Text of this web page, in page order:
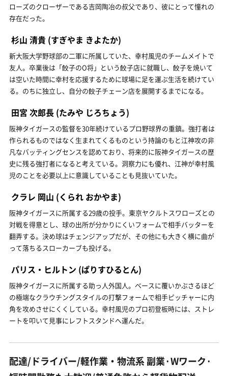
ローズのクローザーである吉岡陶冶の叔父であり、彼にとって憧れの
存在だった。
杉山 清貴 (すぎやま きよたか)
新大阪大学野球部の二軍に所属していた、幸村風児のチームメイトで
友人。卒業後は「餃子のO将」という餃子店に就職し、餃子を焼いて
は空いた時間に幸村を応援するために球場に足を運ぶ生活を続けてい
る。のちに独立し、自分の餃子チェーン店を展開するまでになる。
田宮 次郎長 (たみや じろちょう)
阪神タイガースの監督を30年続けているプロ野球界の重鎮。強打者は
作られるものではなく生まれてくるものという持論のもと江神攻の非
凡なバッティングセンスを認めており、将来的に阪神タイガースの歴
史に残る強打者になると考えている。洞察力にも優れ、江神が幸村風
児のことを必要以上に意識していることも見抜いていた。
クラレ 岡山 (くられ おかやま)
阪神タイガースに所属する29歳の投手。東京ヤクルトスワローズとの
対戦を得意とし、球の出所が分かりにくいフォームで相手バッターを
翻弄する。決め球はチェンジアップだが、その他にも大きく横に曲が
って落ちるスローカーブも投げる。
パリス・ヒルトン (ぱりすひるとん)
阪神タイガースに所属する助っ人外国人。ベースに覆いかぶさるほど
の極端なクラウチングスタイルの打撃フォームで相手ピッチャーに内
角を攻めさせにくくしている。幸村風児のプロ初登板時には、ストレ
ートを叩いて見事にレフトスタンドへ運んだ。
配達/ドライバー/軽作業・物流系 副業·Wワーク·